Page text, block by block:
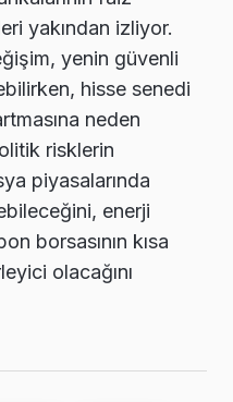
yakından izliyor.
yenin güvenli
hisse senedi
neden
risklerin
piyasalarında
enerji
borsasının kısa
olacağını